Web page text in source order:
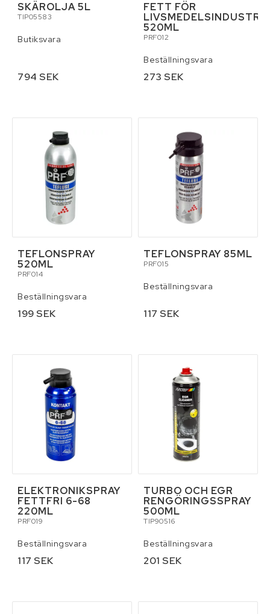
SKÄROLJA 5L
TIP05583
Butiksvara
794 SEK
FETT FÖR
520ML
PRF012
Beställningsvara
273 SEK
TEFLONSPRAY
520ML
PRF014
Beställningsvara
199 SEK
TEFLONSPRAY 85ML
PRF015
Beställningsvara
117 SEK
ELEKTRONIKSPRAY
FETTFRI 6-68
220ML
PRF019
Beställningsvara
117 SEK
TURBO OCH EGR
RENGÖRINGSSPRAY
500ML
TIP90516
Beställningsvara
201 SEK